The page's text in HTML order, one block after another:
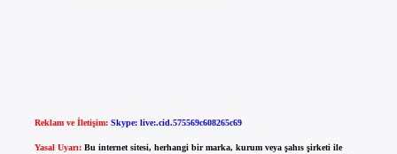
Reklam ve İletişim: Skype: live:.cid.575569c608265c69
Yasal Uyarı: Bu internet sitesi, herhangi bir marka, kurum veya şahıs şirketi ile